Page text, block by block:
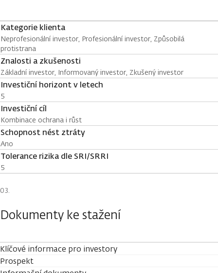
Kategorie klienta
Neprofesionální investor, Profesionální investor, Způsobilá
protistrana
Znalosti a zkušenosti
Základní investor, Informovaný investor, Zkušený investor
Investiční horizont v letech
5
Investiční cíl
Kombinace ochrana i růst
Schopnost nést ztráty
Ano
Tolerance rizika dle SRI/SRRI
5
Dokumenty ke stažení
Klíčové informace pro investory
Prospekt